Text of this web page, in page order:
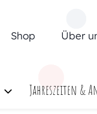
Shop Über
Jahreszeiten &